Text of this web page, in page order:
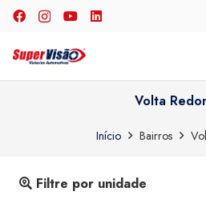
Volta
Início Bairros
Filtre por unidade